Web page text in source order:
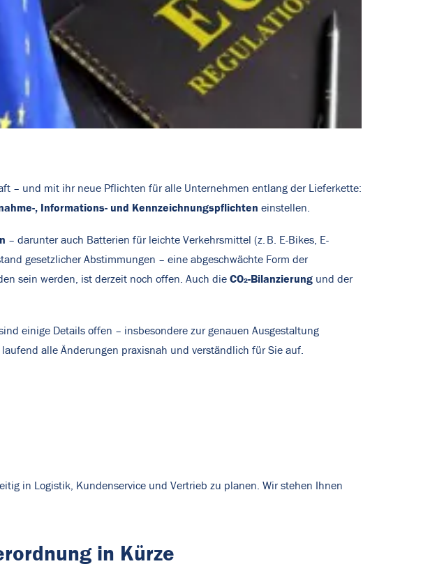
– und mit ihr neue Pflichten für alle Unternehmen entlang der Lieferkette:
, Informations- und Kennzeichnungspflichten einstellen.
– darunter auch Batterien für leichte Verkehrsmittel (z. B. E-Bikes, E-
gesetzlicher Abstimmungen – eine abgeschwächte Form der
sein werden, ist derzeit noch offen. Auch die CO₂-Bilanzierung und der
einige Details offen – insbesondere zur genauen Ausgestaltung
alle Änderungen praxisnah und verständlich für Sie auf.
in Logistik, Kundenservice und Vertrieb zu planen. Wir stehen Ihnen
in Kürze